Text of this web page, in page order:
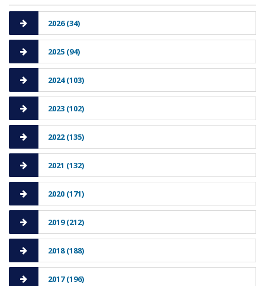
2026 (34)
2025 (94)
2024 (103)
2023 (102)
2022 (135)
2021 (132)
2020 (171)
2019 (212)
2018 (188)
2017 (196)